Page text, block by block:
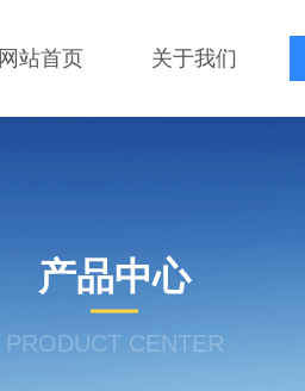
网站首页 关于我们
产品中心
PRODUCT CENTER